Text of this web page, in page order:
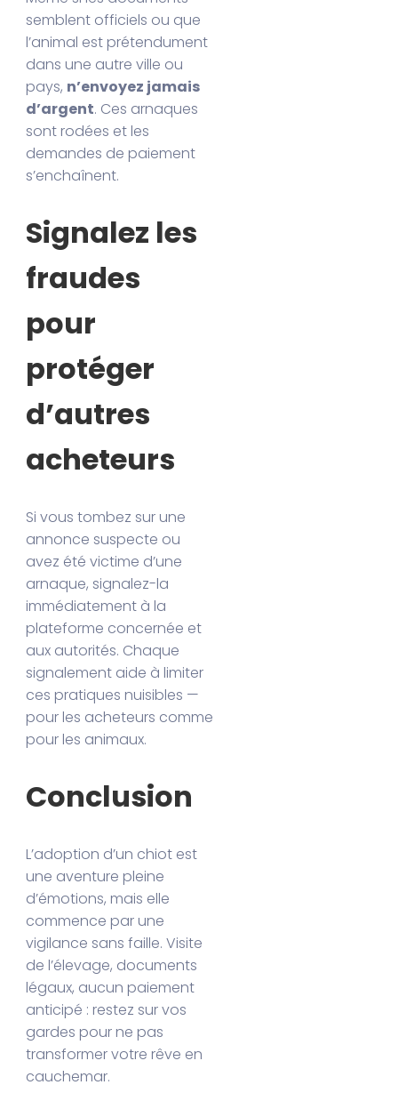
semblent officiels ou que
l’animal est prétendument
dans une autre ville ou
pays, n’envoyez jamais
d’argent. Ces arnaques
sont rodées et les
demandes de paiement
s’enchaînent.
Signalez les
fraudes
pour
protéger
d’autres
acheteurs
Si vous tombez sur une
annonce suspecte ou
avez été victime d’une
arnaque, signalez-la
immédiatement à la
plateforme concernée et
aux autorités. Chaque
signalement aide à limiter
ces pratiques nuisibles —
pour les acheteurs comme
pour les animaux.
Conclusion
L’adoption d’un chiot est
une aventure pleine
d’émotions, mais elle
commence par une
vigilance sans faille. Visite
de l’élevage, documents
légaux, aucun paiement
anticipé : restez sur vos
gardes pour ne pas
transformer votre rêve en
cauchemar.